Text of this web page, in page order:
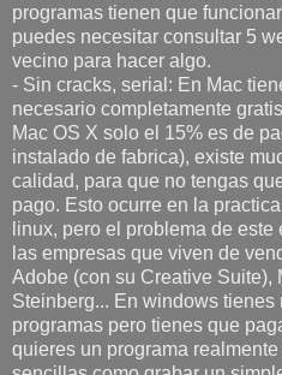
programas tienen que
puedes necesitar consultar 5
vecino para hacer algo.
- Sin cracks, serial: En Mac
necesario completamente
Mac OS X solo el 15% es de
instalado de fabrica), existe
calidad, para que no tengas
pago. Esto ocurre en la
linux, pero el problema de
las empresas que viven de
Adobe (con su Creative Suite),
Steinberg... En windows tienes
programas pero tienes que
quieres un programa